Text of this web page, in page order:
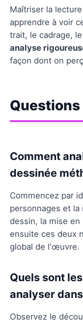
Maîtriser la
apprendre à voir
trait, le cadrage,
analyse
façon dont on
Comment
dessinée
Commencez par
personnages et la
dessin, la mise
ensuite ces deux
global de l'œuvre.
Quels sont
analyser
Observez le